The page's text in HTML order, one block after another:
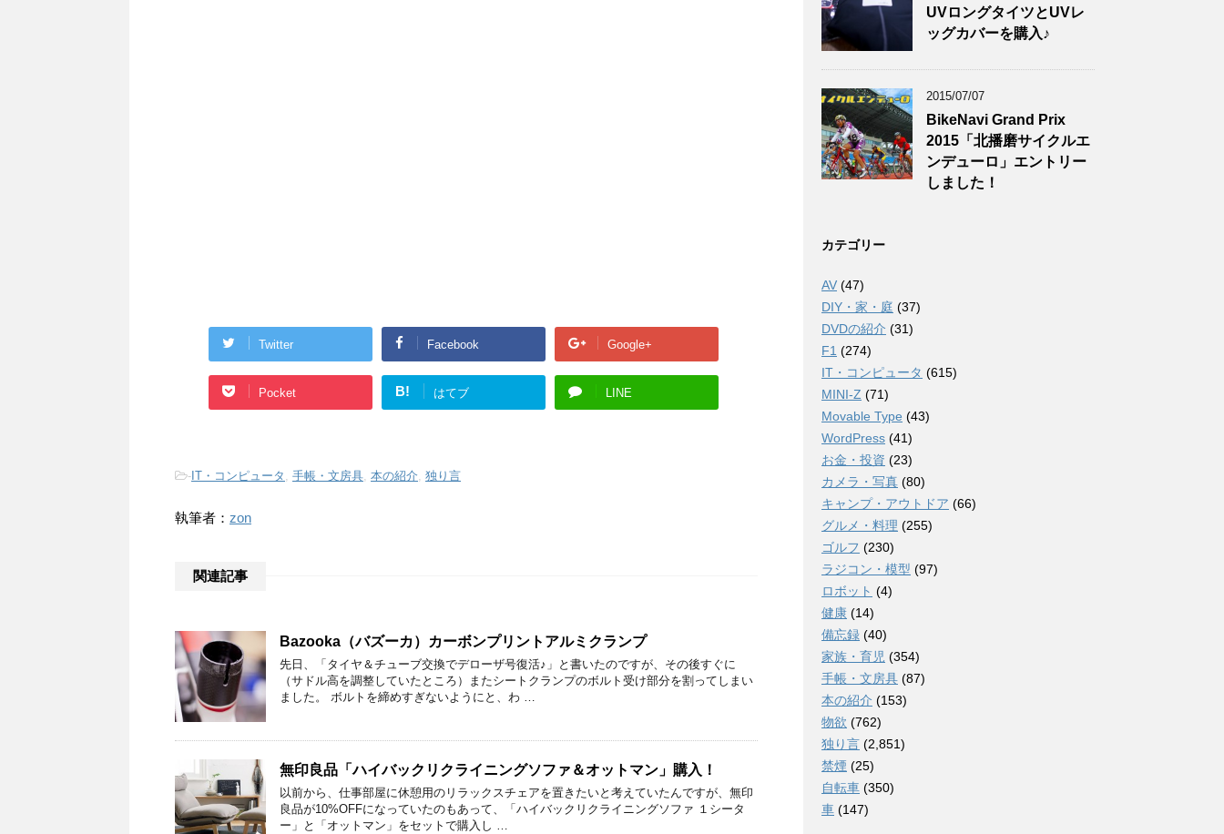
Twitter Facebook Google+
Pocket B! はてブ LINE
- IT・コンピュータ , 手帳・文房具, 本の紹介, 独り言
執筆者： zon
関連記事
Bazooka（バズーカ）カーボンプリントアルミクランプ
先日、「タイヤ＆チューブ交換でデローザ号復活♪」と書いたのですが、その後すぐに
（サドル高を調整していたところ）またシートクランプのボルト受け部分を割ってしまい
ました。 ボルトを締めすぎないようにと、わ …
無印良品「ハイバックリクライニングソファ＆オットマン」購入！
以前から、仕事部屋に休憩用のリラックスチェアを置きたいと考えていたんですが、無印
良品が10%OFFになっていたのもあって、「ハイバックリクライニングソファ １シータ
ー」と「オットマン」をセットで購入し …
UVロングタイツとUVレ
ッグカバーを購入♪
2015/07/07
BikeNavi Grand Prix
2015「北播磨サイクルエ
ンデューロ」エントリー
しました！
カテゴリー
AV (47)
DIY・家・庭 (37)
DVDの紹介 (31)
F1 (274)
IT・コンピュータ (615)
MINI-Z (71)
Movable Type (43)
WordPress (41)
お金・投資 (23)
カメラ・写真 (80)
キャンプ・アウトドア (66)
グルメ・料理 (255)
ゴルフ (230)
ラジコン・模型 (97)
ロボット (4)
健康 (14)
備忘録 (40)
家族・育児 (354)
手帳・文房具 (87)
本の紹介 (153)
物欲 (762)
独り言 (2,851)
禁煙 (25)
自転車 (350)
車 (147)